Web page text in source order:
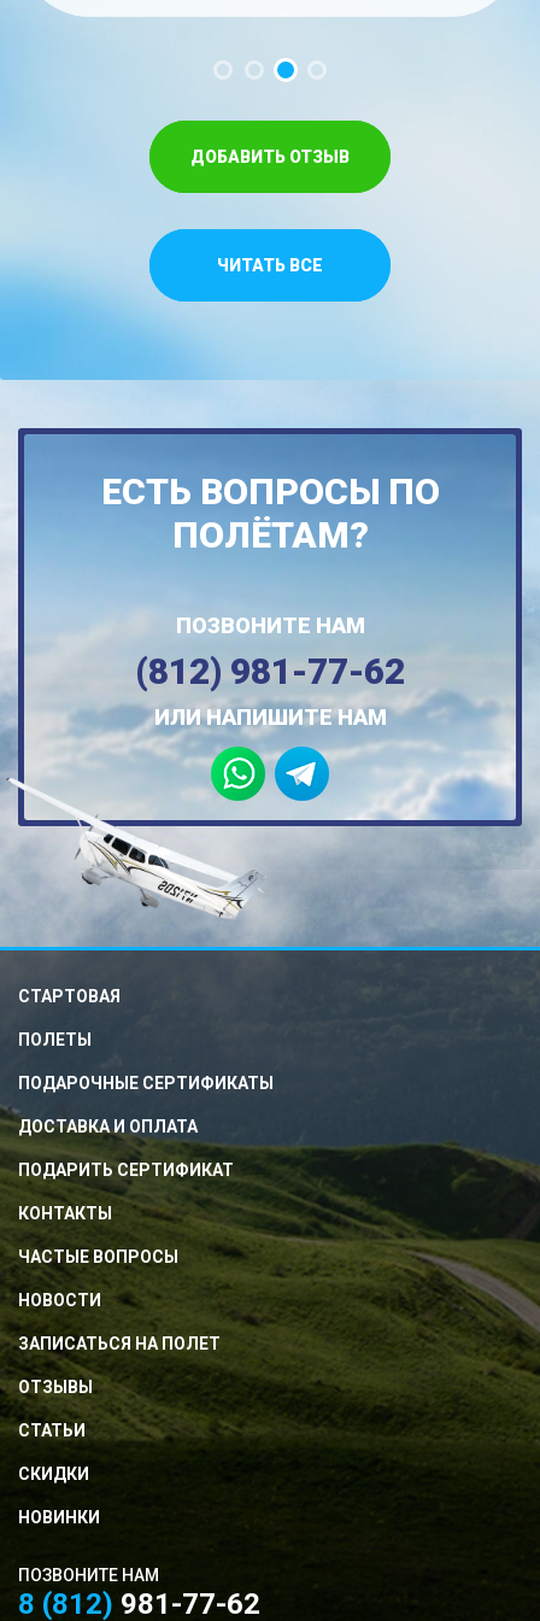
ДОБАВИТЬ ОТЗЫВ
ЧИТАТЬ ВСЕ
ЕСТЬ ВОПРОСЫ ПО
ПОЛЁТАМ?
ПОЗВОНИТЕ НАМ
(812) 981-77-62
ИЛИ НАПИШИТЕ НАМ
СТАРТОВАЯ
ПОЛЕТЫ
ПОДАРОЧНЫЕ СЕРТИФИКАТЫ
ДОСТАВКА И ОПЛАТА
ПОДАРИТЬ СЕРТИФИКАТ
КОНТАКТЫ
ЧАСТЫЕ ВОПРОСЫ
НОВОСТИ
ЗАПИСАТЬСЯ НА ПОЛЕТ
ОТЗЫВЫ
СТАТЬИ
СКИДКИ
НОВИНКИ
ПОЗВОНИТЕ НАМ
8 (812) 981-77-62